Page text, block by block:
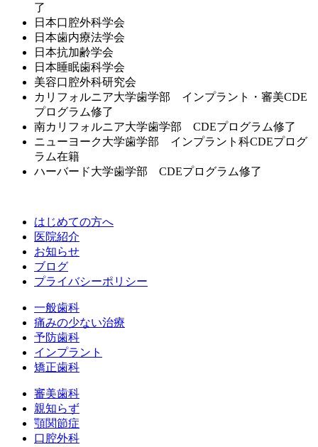
了
日本口腔外科学会
日本歯内療法学会
日本抗加齢学会
日本睡眠歯科学会
美容口腔外科研究会
カリフォルニア大学歯学部 インプラント・審美CDE
プログラム修了
南カリフォルニア大学歯学部 CDEプログラム修了
ニューヨーク大学歯学部 インプラント科CDEプログ
ラム在籍
ハーバード大学歯学部 CDEプログラム修了
はじめての方へ
医院紹介
お知らせ
ブログ
プライバシーポリシー
一般歯科
痛みの少ない治療
予防歯科
インプラント
矯正歯科
審美歯科
親知らず
顎関節症
口腔外科